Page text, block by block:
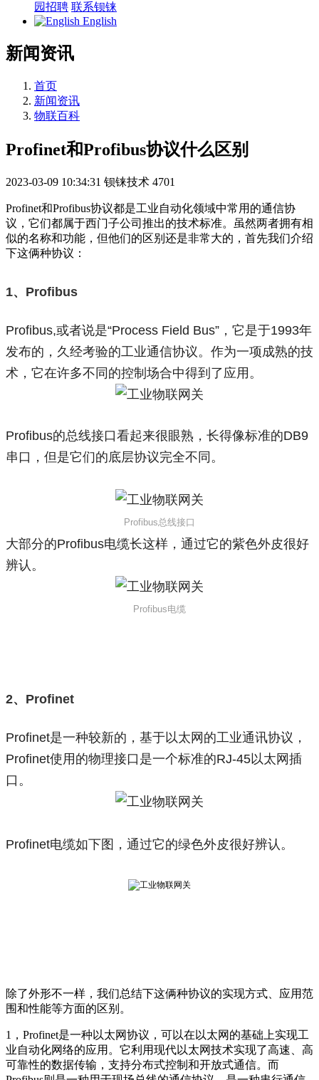
园招聘 联系钡铼
English
新闻资讯
首页
新闻资讯
物联百科
Profinet和Profibus协议什么区别
2023-03-09 10:34:31 钡铼技术 4701
Profinet和Profibus协议都是工业自动化领域中常用的通信协
议，它们都属于西门子公司推出的技术标准。虽然两者拥有相
似的名称和功能，但他们的区别还是非常大的，首先我们介绍
下这俩种协议：
1、Profibus
Profibus,或者说是“Process Field Bus”，它是于1993年
发布的，久经考验的工业通信协议。作为一项成熟的技
术，它在许多不同的控制场合中得到了应用。
Profibus的总线接口看起来很眼熟，长得像标准的DB9
串口，但是它们的底层协议完全不同。
Profibus总线接口
大部分的Profibus电缆长这样，通过它的紫色外皮很好
辨认。
Profibus电缆
2、Profinet
Profinet是一种较新的，基于以太网的工业通讯协议，
Profinet使用的物理接口是一个标准的RJ-45以太网插
口。
Profinet电缆如下图，通过它的绿色外皮很好辨认。
除了外形不一样，我们总结下这俩种协议的实现方式、应用范
围和性能等方面的区别。
1，Profinet是一种以太网协议，可以在以太网的基础上实现工
业自动化网络的应用。它利用现代以太网技术实现了高速、高
可靠性的数据传输，支持分布式控制和开放式通信。而